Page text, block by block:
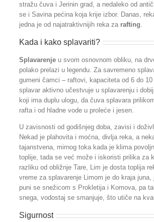
stražu čuva i Jerinin grad, a nedaleko od
se i Savina pećina koja krije izbor. Danas,
jedna je od najatraktivnijih reka za rafting.
Kada i kako splavariti?
Splavarenje u svom osnovnom obliku, na
polako prelazi u legendu. Za savremeno
gumeni čamci – raftovi, kapaciteta od 6 do
splavar aktivno učestvuje u splavarenju i
koji ima duplu ulogu, da čuva splavara
rafta i od hladne vode u proleće i jesen.
U zavisnosti od godišnjeg doba, zavisi i
Nekad je plahovita i moćna, divlja reka, a
tajanstvena, mirnog toka kada je klima
toplije, tada se već može i iskoristi prilika za
razliku od obližnje Tare, Lim je dosta toplija
vreme za splavarenje Limom je do kraja juna,
puni se snežicom s Prokletija i Komova, pa
snega, vodostaj se smanjuje, što utiče na
Sigurnost